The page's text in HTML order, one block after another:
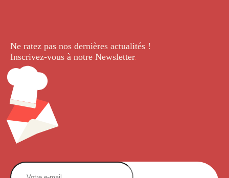
Ne ratez pas nos dernières actualités !
Inscrivez-vous à notre Newsletter.